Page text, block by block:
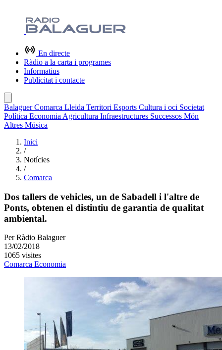
En directe
Ràdio a la carta i programes
Informatius
Publicitat i contacte
BalaguerComarca Lleida Territori Esports Cultura i oci Societat
Política Economia Agricultura Infraestructures Successos Món
Altres Música
Inici
/
Notícies
/
Comarca
Dos tallers de vehicles, un de Sabadell i l'altre de
Ponts, obtenen el distintiu de garantia de qualitat
ambiental.
Per Ràdio Balaguer
13/02/2018
1065 visites
Comarca Economia